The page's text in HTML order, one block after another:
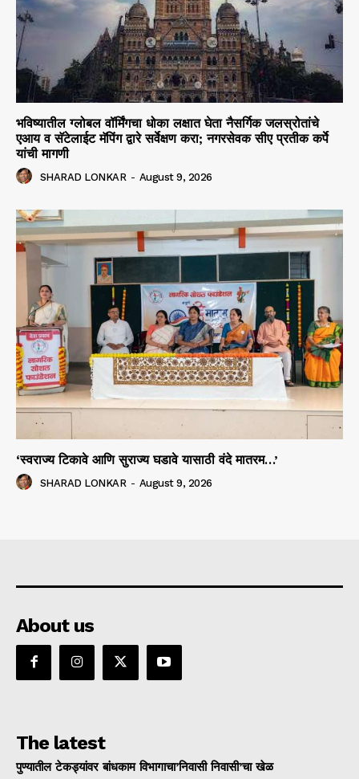
भविष्यातील ग्लोबल वॉर्मिंगचा धोका लक्षात घेता नैसर्गिक जलस्रोतांचे
एआय व सॅटेलाईट मॅपिंग द्वारे सर्वेक्षण करा; नगरसेवक सीए प्रतीक कर्पे
यांची मागणी
SHARAD LONKAR - August 9, 2026
‘स्वराज्य टिकावे आणि सुराज्य घडावे यासाठी वंदे मातरम…’
SHARAD LONKAR - August 9, 2026
About us
The latest
पुण्यातील टेकड्यांवर बांधकाम विभागाचा’निवासी निवासी’चा खेळ